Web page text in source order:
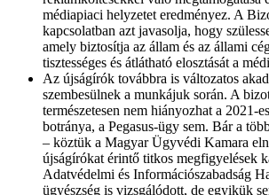
médiapiaci helyzetet eredményez. A
kapcsolatban azt javasolja, hogy
amely biztosítja az állam és az állami
tisztességes és átlátható elosztását a
Az újságírók továbbra is változatos
szembesülnek a munkájuk során. A
természetesen nem hiányozhat a 2021-
botránya, a Pegasus-ügy sem. Bár a
– köztük a Magyar Ügyvédi Kamara
újságírókat érintő titkos megfigyelések
Adatvédelmi és Információszabadság
ügyészség is vizsgálódott, de egyikük